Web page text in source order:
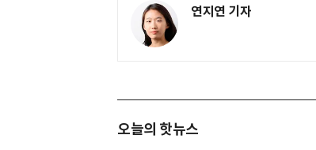
연지연 기자
오늘의 핫뉴스